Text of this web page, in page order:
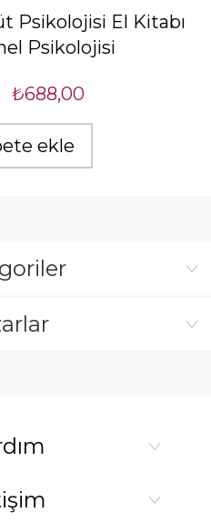
Psikolojisi El Kitabı
Psikolojisi
₺688,00
ekle